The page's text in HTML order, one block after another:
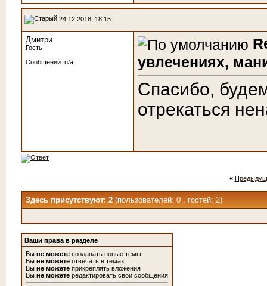
24.12.2018, 18:15
Дмитри
Гость
Сообщений: n/a
увлечениях,
Спасибо,
отрекаться
«
Здесь присутствуют: 2 (пользователей: 0 , гостей: 2)
Ваши права в разделе
Вы не можете создавать новые темы
Вы не можете отвечать в темах
Вы не можете прикреплять вложения
Вы не можете редактировать свои сообщения